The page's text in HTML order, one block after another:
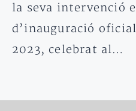
la seva intervenció
d’inauguració
2023, celebrat al…